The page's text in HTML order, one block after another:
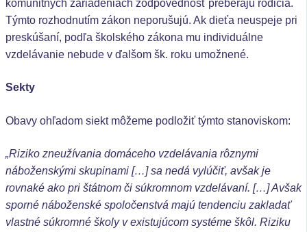
komunitných zariadeniach zodpovednosť preberajú rodičia.
Týmto rozhodnutím zákon neporušujú. Ak dieťa neuspeje pri
preskúšaní, podľa školského zákona mu individuálne
vzdelávanie nebude v ďalšom šk. roku umožnené.
Sekty
Obavy ohľadom siekt môžeme podložiť týmto stanoviskom:
„Riziko zneužívania domáceho vzdelávania rôznymi
náboženskými skupinami […] sa nedá vylúčiť, avšak je
rovnaké ako pri štátnom či súkromnom vzdelávaní. […] Avšak
sporné náboženské spoločenstvá majú tendenciu zakladať
vlastné súkromné školy v existujúcom systéme škôl. Riziku